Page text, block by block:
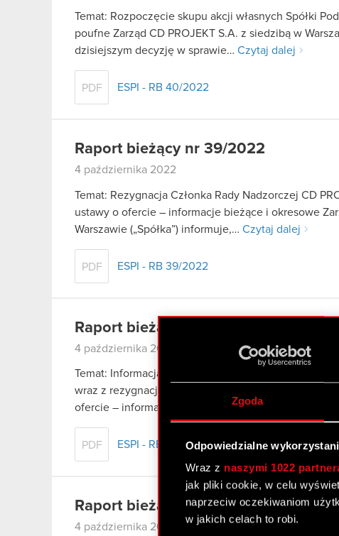
Zgoda
Odpowiedzialne
Wraz z naszymi 1022
jak pliki cookie, w celu
naprzeciw oczekiwaniom
w jakich celach to robi.
Temat: Rozpoczęcie skupu akcji własnych Spółki
poufne Zarząd CD PROJEKT S.A. z siedzibą w
dzisiejszym decyzję w sprawie… Czytaj dalej
PDF ESPI - RB 40/2022
Raport bieżący nr 39/2022
4 października 2022
Temat: Rezygnacja Członka Rady Nadzorczej CD
ustawy o ofercie – informacje bieżące i okresowe
Warszawie („Spółka”) informuje,… Czytaj dalej
PDF ESPI - RB 39/2022
Raport bieżący nr 38/2022
4 października 2022
Temat: Informacja o zamiarze kandydowania do
wraz z rezygnacją z pełnienia funkcji Członka
ofercie – informacje bieżące i okresowe…
PDF ESPI - RB 38/2022
Raport bieżący nr 37/2022
4 października 2022